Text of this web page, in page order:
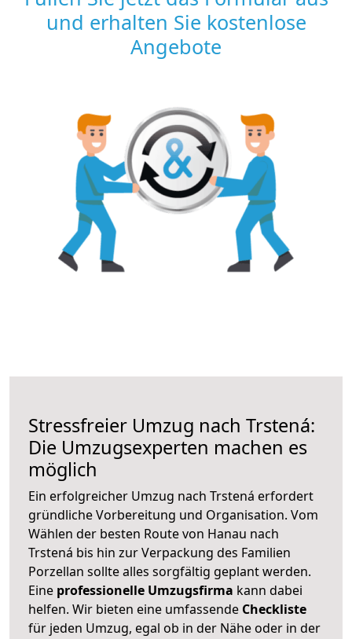
und erhalten Sie kostenlose
Angebote
Stressfreier Umzug nach Trstená:
Die Umzugsexperten machen es
möglich
Ein erfolgreicher Umzug nach Trstená erfordert
gründliche Vorbereitung und Organisation. Vom
Wählen der besten Route von Hanau nach
Trstená bis hin zur Verpackung des Familien
Porzellan sollte alles sorgfältig geplant werden.
Eine professionelle Umzugsfirma kann dabei
helfen. Wir bieten eine umfassende Checkliste
für jeden Umzug, egal ob in der Nähe oder in der